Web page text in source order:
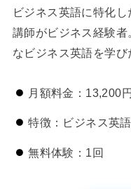
ビジネス英語に特化
講師がビジネス経験
なビジネス英語を学び
月額料金：13,200
特徴：ビジネス英
無料体験：1回